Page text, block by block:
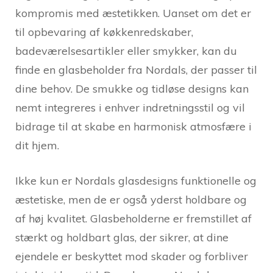
kompromis med æstetikken. Uanset om det er
til opbevaring af køkkenredskaber,
badeværelsesartikler eller smykker, kan du
finde en glasbeholder fra Nordals, der passer til
dine behov. De smukke og tidløse designs kan
nemt integreres i enhver indretningsstil og vil
bidrage til at skabe en harmonisk atmosfære i
dit hjem.
Ikke kun er Nordals glasdesigns funktionelle og
æstetiske, men de er også yderst holdbare og
af høj kvalitet. Glasbeholderne er fremstillet af
stærkt og holdbart glas, der sikrer, at dine
ejendele er beskyttet mod skader og forbliver